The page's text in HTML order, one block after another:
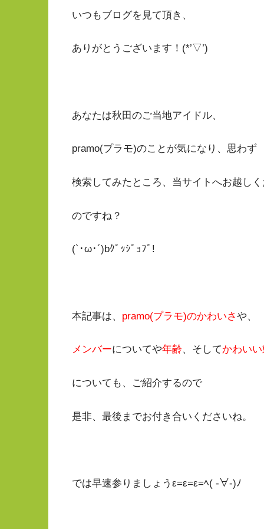
いつもブログを見て頂き、
ありがとうございます！(*’▽’)
あなたは秋田のご当地アイドル、
pramo(プラモ)のことが気になり、思わず
検索してみたところ、当サイトへお越し
のですね？
(`･ω･´)bｸﾞｯｼﾞｮﾌﾞ!
本記事は、 pramo(プラモ)のかわいさや、
メンバーについてや年齢、そしてかわい
についても、ご紹介するので
是非、最後までお付き合いくださいね。
では早速参りましょうε=ε=ε=ﾍ( -∀-)ﾉ